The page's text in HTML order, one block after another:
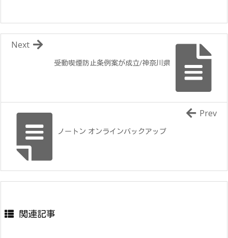
受動喫煙防止条例案が成立/神奈川県
Next
ノートン オンラインバックアップ
Prev
関連記事